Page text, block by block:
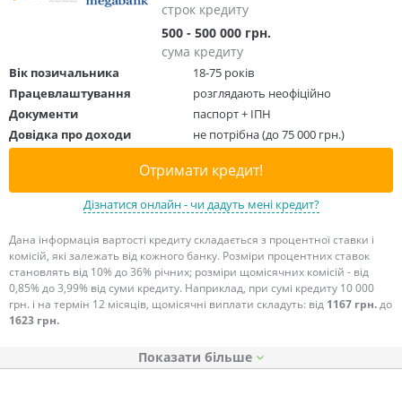
строк кредиту
500 - 500 000 грн.
сума кредиту
Вік позичальника
18-75 років
Працевлаштування
розглядають неофіційно
Документи
паспорт + ІПН
Довідка про доходи
не потрібна (до 75 000 грн.)
Отримати кредит!
Дізнатися онлайн - чи дадуть мені кредит?
Дана інформація вартості кредиту складається з процентної ставки і
комісій, які залежать від кожного банку. Розміри процентних ставок
становлять від 10% до 36% річних; розміри щомісячних комісій - від
0,85% до 3,99% від суми кредиту. Наприклад, при сумі кредиту 10 000
грн. і на термін 12 місяців, щомісячні виплати складуть: від 1167 грн.до
1623 грн.
Показати